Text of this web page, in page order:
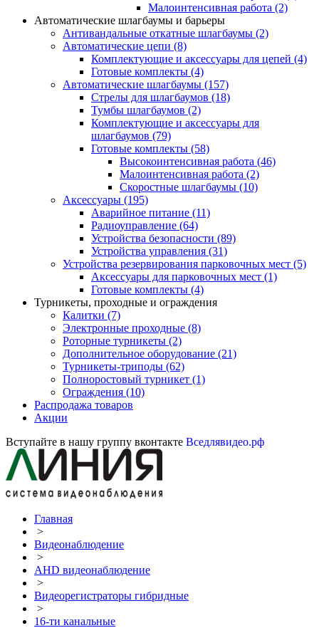
Малоинтенсивная работа (2)
Автоматические шлагбаумы и барьеры
Антивандальные откатные шлагбаумы (2)
Автоматические цепи (8)
Комплектующие и аксессуары для цепей (4)
Готовые комплекты (4)
Автоматические шлагбаумы (157)
Стрелы для шлагбаумов (18)
Тумбы шлагбаумов (2)
Комплектующие и аксессуары для
шлагбаумов (79)
Готовые комплекты (58)
Высокоинтенсивная работа (46)
Малоинтенсивная работа (2)
Скоростные шлагбаумы (10)
Аксессуары (195)
Аварийное питание (11)
Радиоуправление (64)
Устройства безопасности (89)
Устройства управления (31)
Устройства резервирования парковочных мест (5)
Аксессуары для парковочных мест (1)
Готовые комплекты (4)
Турникеты, проходные и ограждения
Калитки (7)
Электронные проходные (8)
Роторные турникеты (2)
Дополнительное оборудование (21)
Турникеты-триподы (62)
Полноростовый турникет (1)
Ограждения (10)
Распродажа товаров
Акции
Вступайте в нашу группу вконтакте Вседлявидео.рф
Главная
>
Видеонаблюдение
>
AHD видеонаблюдение
>
Видеорегистраторы гибридные
>
16-ти канальные